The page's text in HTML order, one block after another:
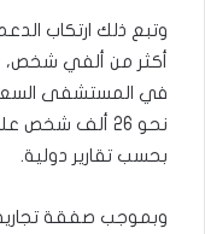
وتبع ذلك ارتكاب
في المستشفى
نحو 26 ألف
بحسب تقارير دولية.
وبموجب صفقة تجارية